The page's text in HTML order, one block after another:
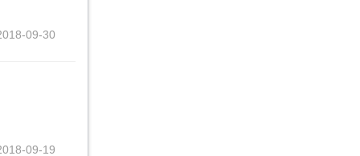
09-30
09-19